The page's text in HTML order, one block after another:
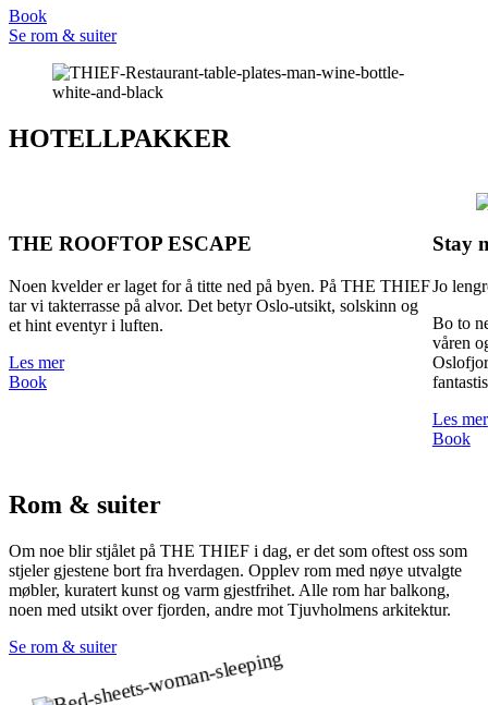
Book
Se rom & suiter
HOTELLPAKKER
THE ROOFTOP ESCAPE
Noen kvelder er laget for å titte ned på byen. På THE THIEF
tar vi takterrasse på alvor. Det betyr Oslo-utsikt, solskinn og
et hint eventyr i luften.
Les mer
Book
Stay
Jo
Bo to
våren
Les mer
Book
Rom & suiter
Om noe blir stjålet på THE THIEF i dag, er det som oftest oss som
stjeler gjestene bort fra hverdagen. Opplev rom med nøye utvalgte
møbler, kuratert kunst og varm gjestfrihet. Alle rom har balkong,
noen med utsikt over fjorden, andre mot Tjuvholmens arkitektur.
Se rom & suiter